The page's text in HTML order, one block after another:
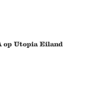
op Utopia Eiland